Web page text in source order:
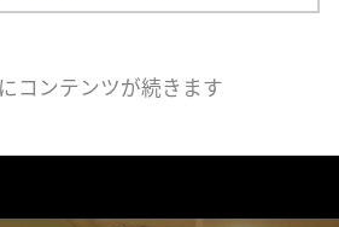
コンテンツが続きます